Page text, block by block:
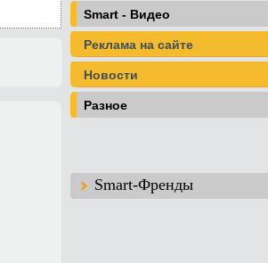
Smart - Видео
Реклама на сайте
Новости
Разное
Smart-Френды